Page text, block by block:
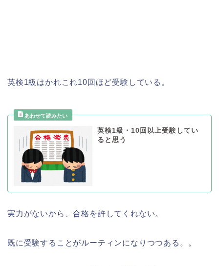
英検1級はかれこれ10回ほど受験している。
英検1級・10回以上受験してい
ると思う
実力がないから、合格を許してくれない。
既に受験することがルーティンになりつつある。。